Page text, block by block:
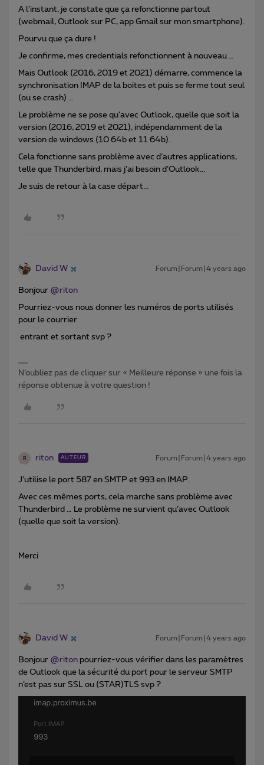
A l’instant, je constate que ça refonctionne partout
(webmail, Outlook sur PC, app Gmail sur mon smartphone).
Pourvu que ça dure !
Je confirme, mes credentials refonctionnent à nouveau …
Mais Outlook (2016, 2019 et 2021) démarre, commence la
synchronisation IMAP de la boites et puis se ferme tout seul
(ou se crash) …
Le problème ne se pose qu’avec Outlook, quelle que soit la
version (2016, 2019 et 2021), indépendamment de la
version de windows (10 64b et 11 64b).
Cela fonctionne sans problème avec d’autres applications,
telle que Thunderbird, mais j’ai besoin d’Outlook...
Je suis de retour à la case départ...
David W Forum|Forum|4 years ago
Bonjour @riton
Pourriez-vous nous donner les numéros de ports utilisés
pour le courrier
entrant et sortant svp ?
N’oubliez pas de cliquer sur « Meilleure réponse » une fois la
réponse obtenue à votre question !
R riton AUTEUR Forum|Forum|4 years ago
J’utilise le port 587 en SMTP et 993 en IMAP.
Avec ces mêmes ports, cela marche sans problème avec
Thunderbird … Le problème ne survient qu’avec Outlook
(quelle que soit la version).
Merci
David W Forum|Forum|4 years ago
Bonjour @riton pourriez-vous vérifier dans les paramètres
de Outlook que la sécurité du port pour le serveur SMTP
n’est pas sur SSL ou (STAR)TLS svp ?